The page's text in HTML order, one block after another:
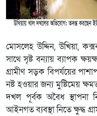
মোসলেহ উদ্দিন, উখিয়া,
সাথে সৃষ্ট বন্যায় ব্যাপক
গ্রামীণ সড়ক বিপর্যয়ের
নষ্ট হওয়ার জন্য মুষ্টিমেয়
দখল পূর্বক অবৈধ স্থাপনা
আইনগত ব্যবস্থা নিতে ক্ষুদ্ধ